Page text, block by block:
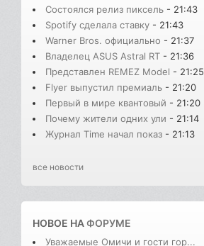
Состоялся релиз пиксель - 21:43
Spotify сделала ставку - 21:43
Warner Bros. официально - 21:37
Владелец ASUS Astral RT - 21:36
Представлен REMEZ Model - 21:25
Flyer выпустил премиаль - 21:20
Первый в мире квантовый - 21:20
Почему жители одних ули - 21:14
Журнал Time начал показ - 21:13
все новости
НОВОЕ НАФОРУМЕ
Уважаемые Омичи и гости гор...